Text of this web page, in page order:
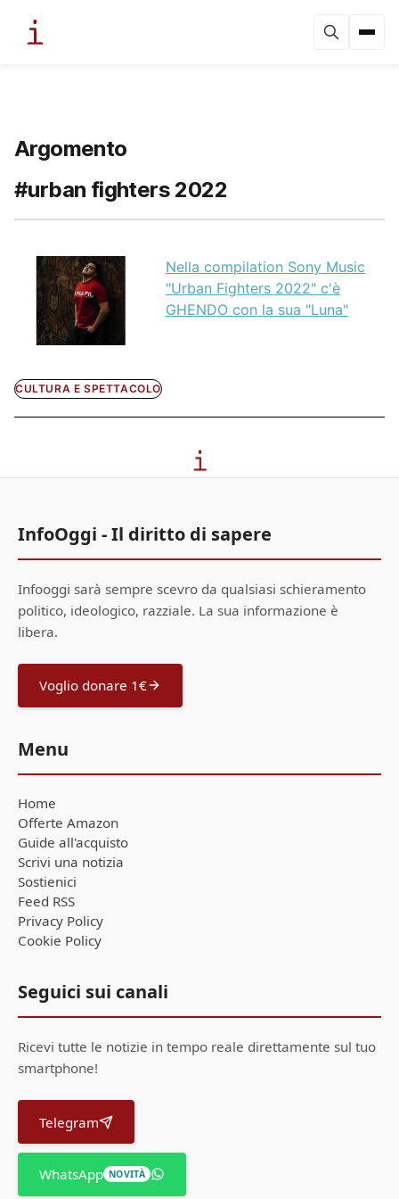
Argomento
#urban fighters 2022
Nella compilation Sony Music
"Urban Fighters 2022" c'è
GHENDO con la sua "Luna"
CULTURA E SPETTACOLO
InfoOggi - Il diritto di sapere
Infooggi sarà sempre scevro da qualsiasi schieramento
politico, ideologico, razziale. La sua informazione è
libera.
Voglio donare 1€
Menu
Home
Offerte Amazon
Guide all'acquisto
Scrivi una notizia
Sostienici
Feed RSS
Privacy Policy
Cookie Policy
Seguici sui canali
Ricevi tutte le notizie in tempo reale direttamente sul tuo
smartphone!
Telegram
WhatsApp NOVITÀ